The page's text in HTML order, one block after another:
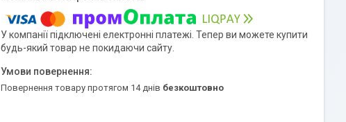
У компанії підключені електронні платежі. Тепер ви можете купити
будь-який товар не покидаючи сайту.
повернення товару протягом 14 днів безкоштовно